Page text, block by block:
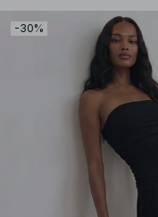
-30%